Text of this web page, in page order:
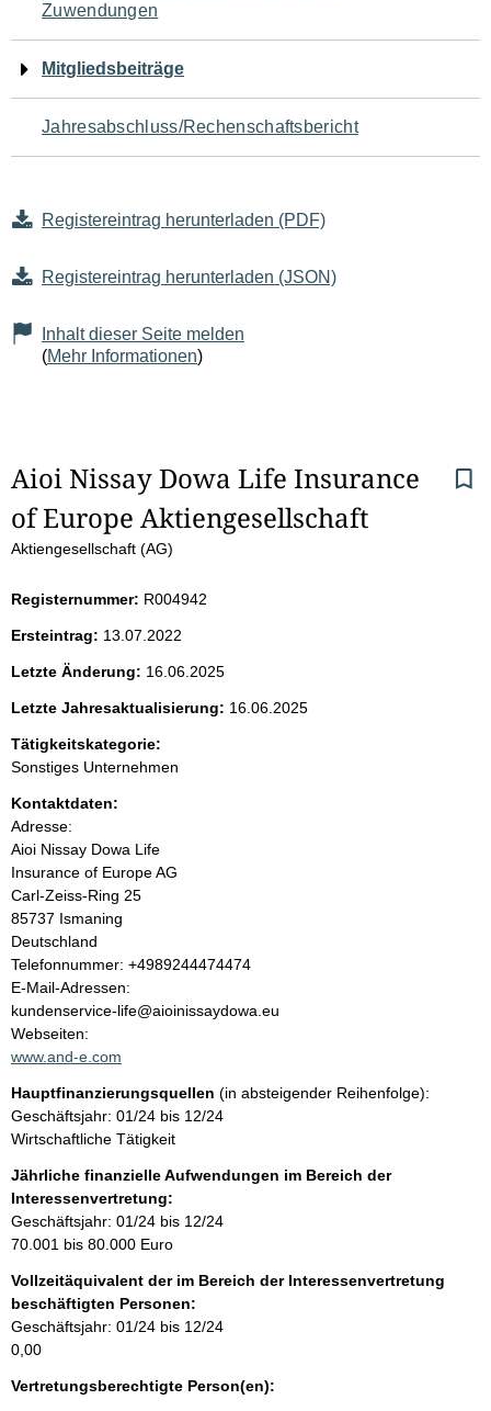
Zuwendungen
Mitgliedsbeiträge
Jahresabschluss/Rechenschaftsbericht
Registereintrag herunterladen (PDF)
Registereintrag herunterladen (JSON)
Inhalt dieser Seite melden
(Mehr Informationen)
S
e
t
e
n
i
n
h
a
l
t
Aioi Nissay Dowa Life Insurance
of Europe Aktiengesellschaft
Aktiengesellschaft (AG)
Registernummer: R004942
Ersteintrag: 13.07.2022
Letzte Änderung: 16.06.2025
Letzte Jahresaktualisierung: 16.06.2025
Tätigkeitskategorie:
Sonstiges Unternehmen
Kontaktdaten:
Adresse:
Aioi Nissay Dowa Life
Insurance of Europe AG
Carl-Zeiss-Ring 25
85737 Ismaning
Deutschland
K
o
n
t
a
t
i
n
f
o
r
m
t
i
o
n
e
Telefonnummer: +4989244474474
E-Mail-Adressen:
kundenservice-life@aioinissaydowa.eu
Webseiten:
www.and-e.com
Hauptfinanzierungsquellen (in absteigender Reihenfolge):
Geschäftsjahr: 01/24 bis 12/24
Wirtschaftliche Tätigkeit
Jährliche finanzielle Aufwendungen im Bereich der
Interessenvertretung:
Geschäftsjahr: 01/24 bis 12/24
70.001 bis 80.000 Euro
Vollzeitäquivalent der im Bereich der Interessenvertretung
beschäftigten Personen:
Geschäftsjahr: 01/24 bis 12/24
0,00
Vertretungsberechtigte Person(en):